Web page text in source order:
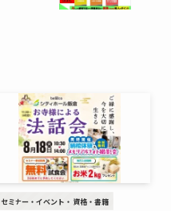
セミナー・イベント・資格・書籍